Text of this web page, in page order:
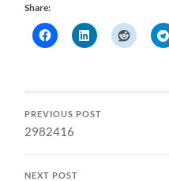
Share:
PREVIOUS POST
2982416
NEXT POST